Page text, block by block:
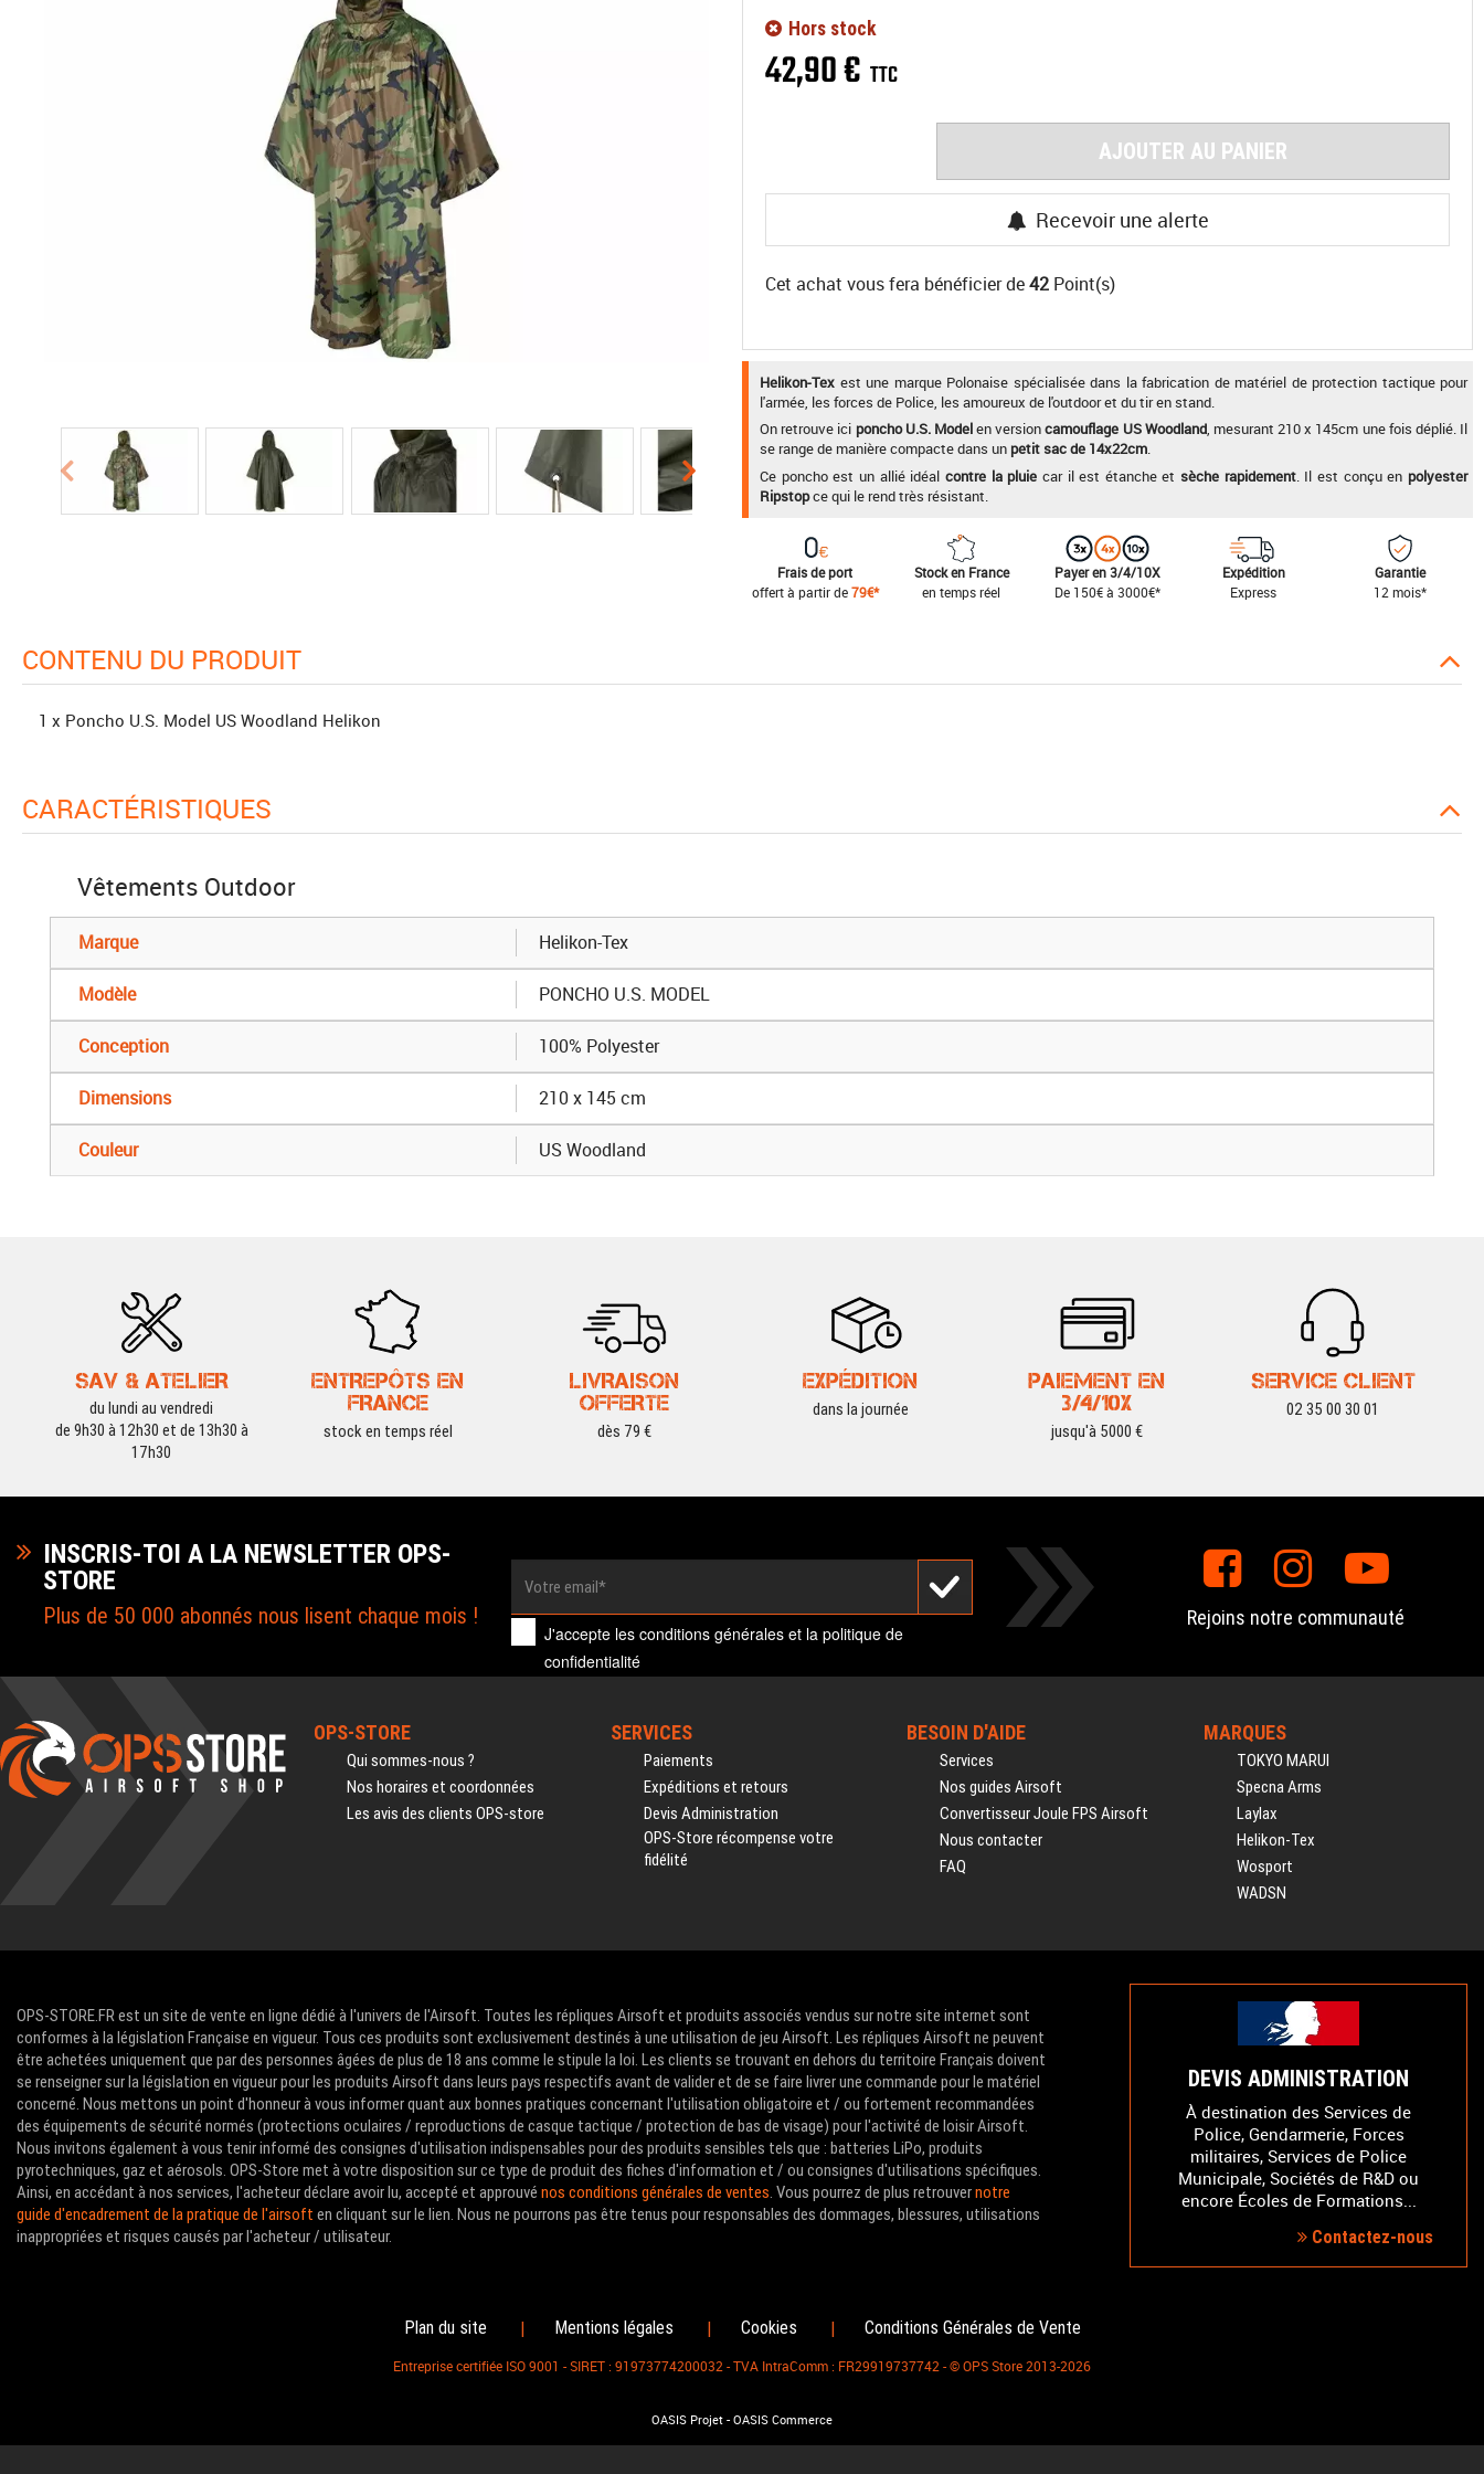
42,90€ TTC
Hors stock
AJOUTER AU PANIER
Recevoir une alerte
Cet achat vous fera bénéficier de42 Point(s)
Helikon-Tex est une marque Polonaise spécialisée dans la fabrication de matériel de protection tactique pour
l'armée, les forces de Police, les amoureux de l'outdoor et du tir en stand.
On retrouve ici poncho U.S. Modelen versioncamouflage US Woodland, mesurant 210 x 145cm une fois déplié. Il
se range de manière compacte dans un petit sac de 14x22cm.
Ce poncho est un allié idéal contre la pluie car il est étanche et sèche rapidement. Il est conçu en polyester
Ripstopce qui le rend très résistant.
Frais de port
offert à partir de79€*
Stock en France
en temps réel
Payer en 3/4/10X
De 150€ à 3000€*
Expédition
Express
Garantie
12 mois*
CONTENU DU PRODUIT
1 x Poncho U.S. Model US Woodland Helikon
CARACTÉRISTIQUES
Vêtements Outdoor
Marque Helikon-Tex
Modèle PONCHO U.S. MODEL
Conception 100% Polyester
Dimensions 210 x 145 cm
Couleur US Woodland
SAV & ATELIER
du lundi au vendredi
de 9h30 à 12h30 et de 13h30 à
17h30
ENTREPÔTS EN
FRANCE
stock en temps réel
LIVRAISON
OFFERTE
dès 79 €
EXPÉDITION
dans la journée
PAIEMENT EN
3/4/10X
jusqu'à 5000 €
SERVICE CLIENT
02 35 00 30 01
INSCRIS-TOI A LA NEWSLETTER OPS-
STORE
Plus de 50 000 abonnés nous lisent chaque mois !
J'accepte lesconditions générales et lapolitique de
confidentialité
Rejoins notre communauté
OPS-STORE
Qui sommes-nous ?
Nos horaires et coordonnées
Les avis des clients OPS-store
SERVICES
Paiements
Expéditions et retours
Devis Administration
OPS-Store récompense votre
fidélité
BESOIN D'AIDE
Services
Nos guides Airsoft
Convertisseur Joule FPS Airsoft
Nous contacter
FAQ
MARQUES
TOKYO MARUI
Specna Arms
Laylax
Helikon-Tex
Wosport
WADSN
OPS-STORE.FR est un site de vente en ligne dédié à l'univers de l'Airsoft. Toutes les répliques Airsoft et produits associés vendus sur notre site internet sont
conformes à la législation Française en vigueur. Tous ces produits sont exclusivement destinés à une utilisation de jeu Airsoft. Les répliques Airsoft ne peuvent
être achetées uniquement que par des personnes âgées de plus de 18 ans comme le stipule la loi. Les clients se trouvant en dehors du territoire Français doivent
se renseigner sur la législation en vigueur pour les produits Airsoft dans leurs pays respectifs avant de valider et de se faire livrer une commande pour le matériel
concerné. Nous mettons un point d'honneur à vous informer quant aux bonnes pratiques concernant l'utilisation obligatoire et / ou fortement recommandées
des équipements de sécurité normés (protections oculaires / reproductions de casque tactique / protection de bas de visage) pour l'activité de loisir Airsoft.
Nous invitons également à vous tenir informé des consignes d'utilisation indispensables pour des produits sensibles tels que : batteries LiPo, produits
pyrotechniques, gaz et aérosols. OPS-Store met à votre disposition sur ce type de produit des fiches d'information et / ou consignes d'utilisations spécifiques.
Ainsi, en accédant à nos services, l'acheteur déclare avoir lu, accepté et approuvé nos conditions générales de ventes. Vous pourrez de plus retrouvernotre
guide d'encadrement de la pratique de l'airsoft en cliquant sur le lien. Nous ne pourrons pas être tenus pour responsables des dommages, blessures, utilisations
inappropriées et risques causés par l'acheteur / utilisateur.
DEVIS ADMINISTRATION
À destination des Services de
Police, Gendarmerie, Forces
militaires, Services de Police
Municipale, Sociétés de R&D ou
encore Écoles de Formations...
Contactez-nous
Plan du site | Mentions légales | Cookies | Conditions Générales de Vente
Entreprise certifiée ISO 9001 - SIRET : 91973774200032 - TVA IntraComm : FR29919737742 - © OPS Store 2013-2026
OASIS Projet - OASIS Commerce